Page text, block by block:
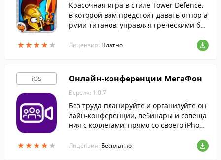
★★★★ ★
★★★★ ★
Красочная игра в стиле Tower Defence,
в которой вам предстоит давать отпор а
рмии титанов, управляя греческими бог
Лицензия: Платно
iOS
★★★★ ★
★★★★ ★
Онлайн-конференции МегаФон
Версия: 1.0.7
Без труда планируйте и организуйте он
лайн-конференции, вебинары и совеща
ния с коллегами, прямо со своего iPhon
что программа предназначена для абон
ентов МегаФон, приглашать для участи
Лицензия: Бесплатно